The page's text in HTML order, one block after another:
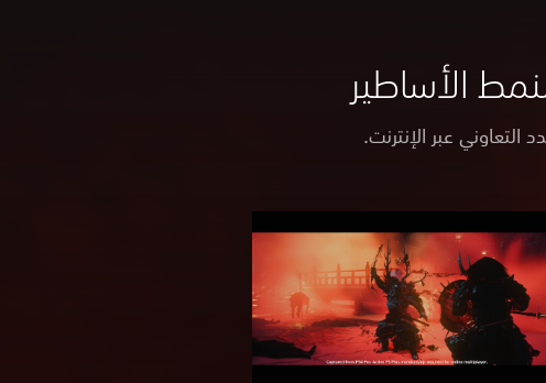
عبر الإنترنت.